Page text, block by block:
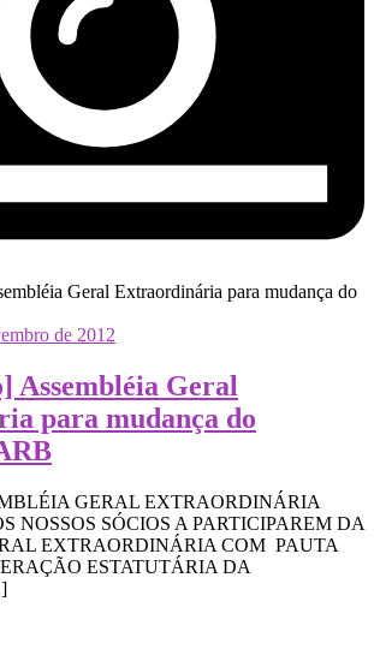
de 2012
Assembléia Geral
para mudança do
GERAL EXTRAORDINÁRIA
NOSSOS SÓCIOS A PARTICIPAREM DA
EXTRAORDINÁRIA COM PAUTA
ESTATUTÁRIA DA